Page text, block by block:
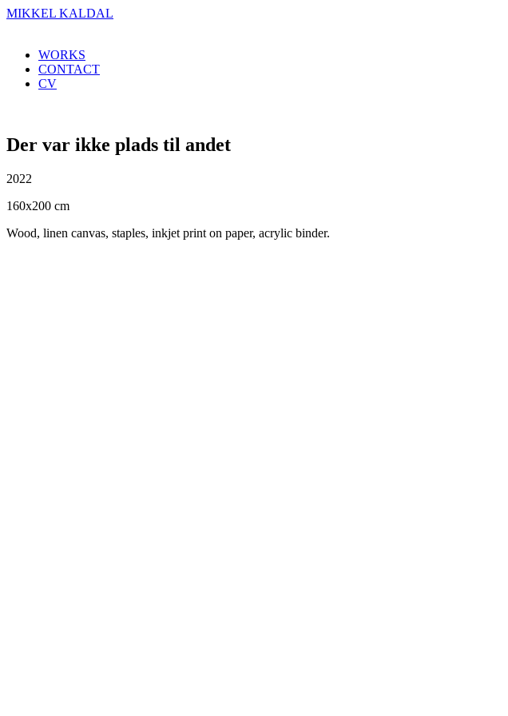
MIKKEL KALDAL
WORKS
CONTACT
CV
Der var ikke plads til andet
2022
160x200 cm
Wood, linen canvas, staples, inkjet print on paper, acrylic binder.